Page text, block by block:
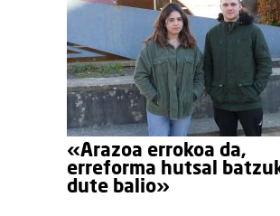
«Arazoa errokoa da,
erreforma hutsal
dute balio»